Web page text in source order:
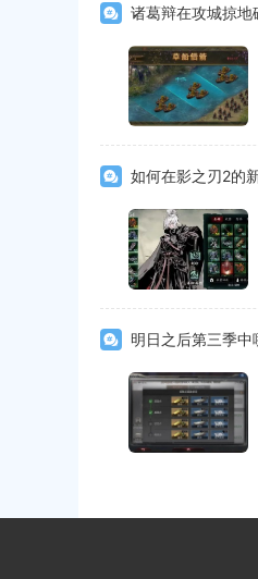
诸葛辩在攻城掠地
如何在影之刃2的
明日之后第三季